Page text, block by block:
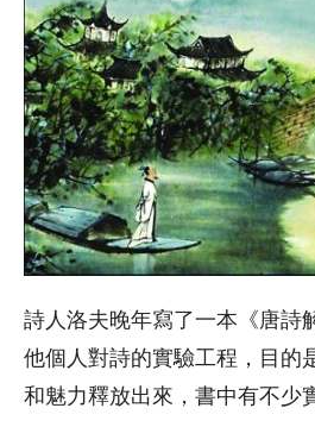
詩人洛夫晚年寫了一本《唐詩
他個人對詩的實驗工程，目的
和魅力釋放出來，書中有不少